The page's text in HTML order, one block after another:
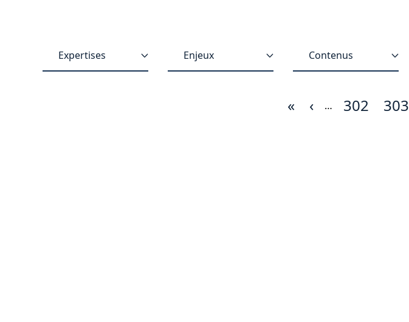
Expertises Enjeux Contenus
Première
«
Page
‹ … Page
302 Page
303